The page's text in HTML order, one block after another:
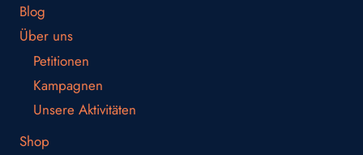
Blog
Über uns
Petitionen
Kampagnen
Unsere Aktivitäten
Shop